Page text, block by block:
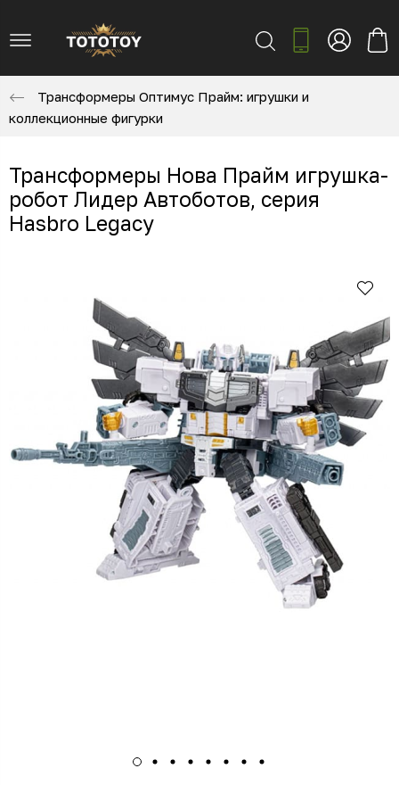
Трансформеры Оптимус Прайм: игрушки и
коллекционные фигурки
Трансформеры Нова Прайм игрушка-
робот Лидер Автоботов, серия
Hasbro Legacy